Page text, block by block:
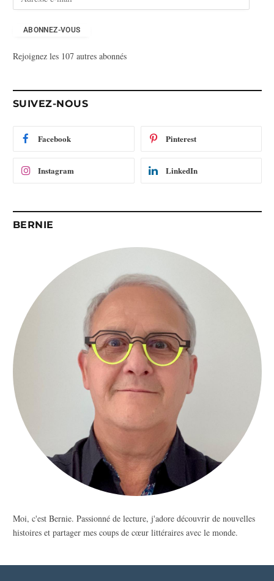
s
m
ABONNEZ-VOUS
Rejoignez les 107 autres abonnés
SUIVEZ-NOUS
Facebook Pinterest
Instagram LinkedIn
BERNIE
Moi, c'est Bernie. Passionné de lecture, j'adore découvrir de nouvelles
histoires et partager mes coups de cœur littéraires avec le monde.